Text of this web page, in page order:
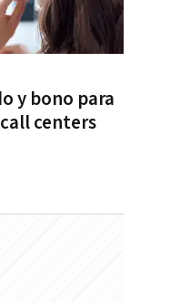
y bono para
centers